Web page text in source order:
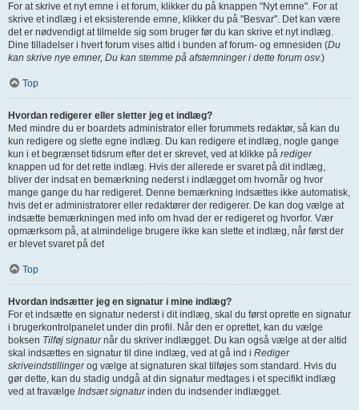
For at skrive et nyt emne i et forum, klikker du på knappen "Nyt emne". For at
skrive et indlæg i et eksisterende emne, klikker du på "Besvar". Det kan være
det er nødvendigt at tilmelde sig som bruger før du kan skrive et nyt indlæg.
Dine tilladelser i hvert forum vises altid i bunden af forum- og emnesiden (Du
kan skrive nye emner, Du kan stemme på afstemninger i dette forum osv.)
Top
Hvordan redigerer eller sletter jeg et indlæg?
Med mindre du er boardets administrator eller forummets redaktør, så kan du
kun redigere og slette egne indlæg. Du kan redigere et indlæg, nogle gange
kun i et begrænset tidsrum efter det er skrevet, ved at klikke på rediger
knappen ud for det rette indlæg. Hvis der allerede er svaret på dit indlæg,
bliver der indsat en bemærkning nederst i indlægget om hvornår og hvor
mange gange du har redigeret. Denne bemærkning indsættes ikke automatisk,
hvis det er administratorer eller redaktører der redigerer. De kan dog vælge at
indsætte bemærkningen med info om hvad der er redigeret og hvorfor. Vær
opmærksom på, at almindelige brugere ikke kan slette et indlæg, når først der
er blevet svaret på det
Top
Hvordan indsætter jeg en signatur i mine indlæg?
For et indsætte en signatur nederst i dit indlæg, skal du først oprette en signatur
i brugerkontrolpanelet under din profil. Når den er oprettet, kan du vælge
boksen Tilføj signaturnår du skriver indlægget. Du kan også vælge at der altid
skal indsættes en signatur til dine indlæg, ved at gå ind i Rediger
skriveindstillingerog vælge at signaturen skal tilføjes som standard. Hvis du
gør dette, kan du stadig undgå at din signatur medtages i et specifikt indlæg
ved at fravælge Indsæt signaturinden du indsender indlægget.